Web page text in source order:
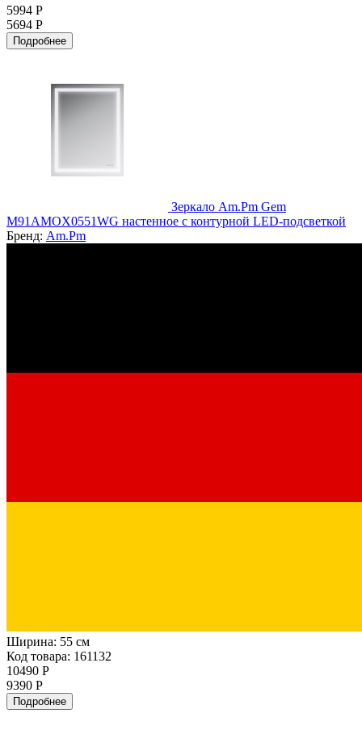
5994 Р
5694 Р
Подробнее
Зеркало Am.Pm Gem
M91AMOX0551WG настенное с контурной LED-подсветкой
Бренд: Am.Pm
Ширина: 55 см
Код товара: 161132
10490 Р
9390 Р
Подробнее